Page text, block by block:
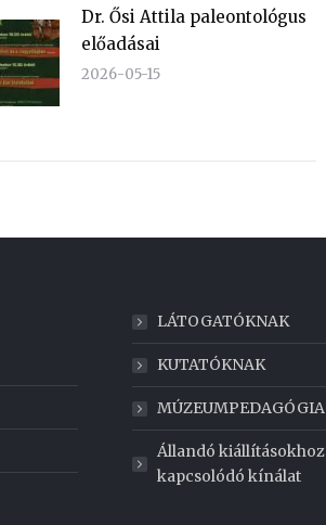
Dr. Ősi Attila paleontológus
előadásai
2026-05-15
LÁTOGATÓKNAK
KUTATÓKNAK
MÚZEUMPEDAGÓGIA
Állandó kiállításokhoz
kapcsolódó kínálat